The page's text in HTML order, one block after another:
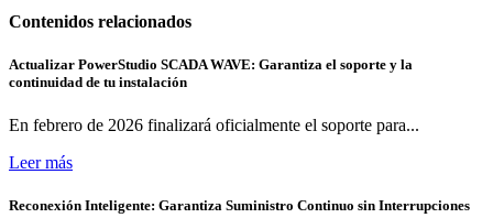
Contenidos relacionados
Actualizar PowerStudio SCADA WAVE: Garantiza el soporte y la
continuidad de tu instalación
En febrero de 2026 finalizará oficialmente el soporte para...
Leer más
Reconexión Inteligente: Garantiza Suministro Continuo sin Interrupciones